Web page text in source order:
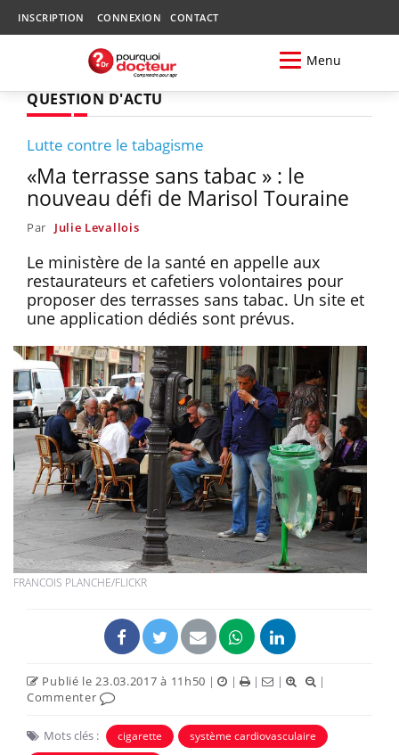
INSCRIPTION CONNEXION CONTACT
Menu
QUESTION D'ACTU
Lutte contre le tabagisme
«Ma terrasse sans tabac » : le
nouveau défi de Marisol Touraine
Par Julie Levallois
Le ministère de la santé en appelle aux
restaurateurs et cafetiers volontaires pour
proposer des terrasses sans tabac. Un site et
une application dédiés sont prévus.
FRANCOIS PLANCHE/FLICKR
Publié le 23.03.2017 à 11h50 | | | |
|
Commenter
Mots clés : cigarette
système cardiovasculaire